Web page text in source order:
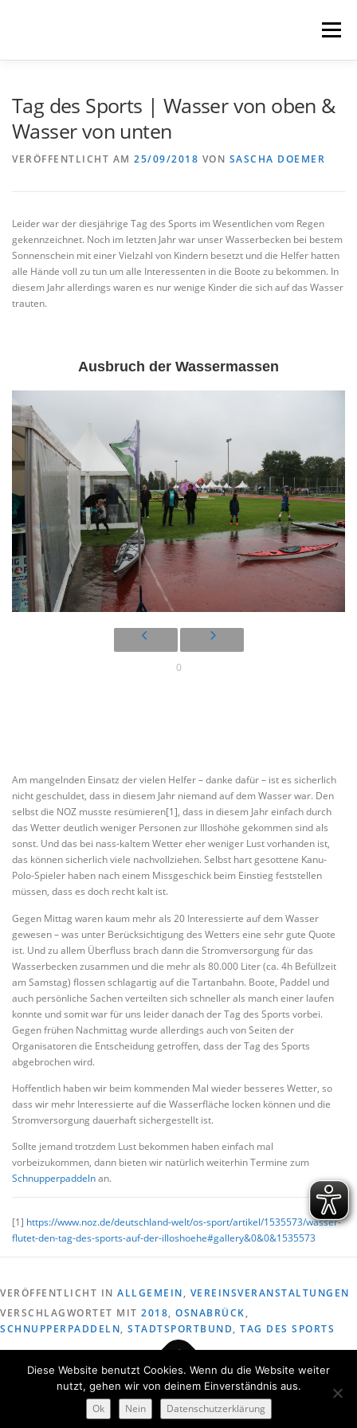
Menü
Tag des Sports | Wasser von oben &
Wasser von unten
VERÖFFENTLICHT AM 25/09/2018 VON SASCHA DOEMER
Leider war der diesjährige Tag des Sports im Wesentlichen vom Regen
gekennzeichnet. Noch im letzten Jahr war unser Wasserbecken bei bestem
Sonnenschein mit einer Vielzahl von Kindern besetzt und die Helfer hatten
alle Hände voll zu tun um alle Interessenten in die Boote zu bekommen. In
diesem Jahr allerdings waren es nur wenige Kinder die sich auf das Wasser
trauten.
Ausbruch der Wassermassen
0
Am mangelnden Einsatz der vielen Helfer – danke dafür – ist es sicherlich
nicht geschuldet, dass in diesem Jahr niemand auf dem Wasser war. Den
selbst die NOZ musste resümieren[1], dass in diesem Jahr einfach durch
das Wetter deutlich weniger Personen zur Illoshöhe gekommen sind als
sonst. Und das bei nass-kaltem Wetter eher weniger Lust vorhanden ist,
das können sicherlich viele nachvollziehen. Selbst hart gesottene Kanu-
Polo-Spieler haben nach einem Missgeschick beim Einstieg feststellen
müssen, dass es doch recht kalt ist.
Gegen Mittag waren kaum mehr als 20 Interessierte auf dem Wasser
gewesen – was unter Berücksichtigung des Wetters eine sehr gute Quote
ist. Und zu allem Überfluss brach dann die Stromversorgung für das
Wasserbecken zusammen und die mehr als 80.000 Liter (ca. 4h Befüllzeit
am Samstag) flossen schlagartig auf die Tartanbahn. Boote, Paddel und
auch persönliche Sachen verteilten sich schneller als manch einer laufen
konnte und somit war für uns leider danach der Tag des Sports vorbei.
Gegen frühen Nachmittag wurde allerdings auch von Seiten der
Organisatoren die Entscheidung getroffen, dass der Tag des Sports
abgebrochen wird.
Hoffentlich haben wir beim kommenden Mal wieder besseres Wetter, so
dass wir mehr Interessierte auf die Wasserfläche locken können und die
Stromversorgung dauerhaft sichergestellt ist.
Sollte jemand trotzdem Lust bekommen haben einfach mal
vorbeizukommen, dann bieten wir natürlich weiterhin Termine zum
Schnupperpaddelnan.
[1] https://www.noz.de/deutschland-welt/os-sport/artikel/1535573/wasser-
flutet-den-tag-des-sports-auf-der-illoshoehe#gallery&0&0&1535573
VERÖFFENTLICHT IN ALLGEMEIN, VEREINSVERANSTALTUNGEN
VERSCHLAGWORTET MIT 2018, OSNABRÜCK,
SCHNUPPERPADDELN, STADTSPORTBUND, TAG DES SPORTS
© 2017 Osnabrücker Kanu-Club von 1926 e.V..
Diese Website benutzt Cookies. Wenn du die Website weiter
nutzt, gehen wir von deinem Einverständnis aus.
Ok Nein Datenschutzerklärung